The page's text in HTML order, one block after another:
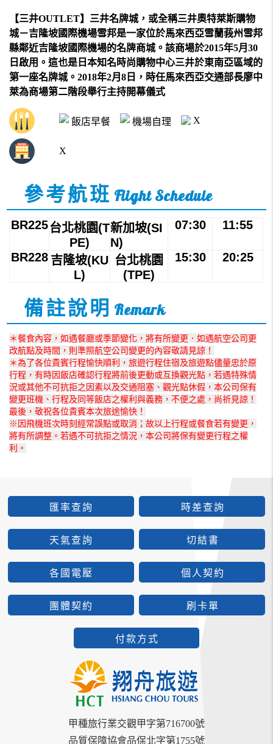
【三井OUTLET】三井名牌城，或全稱三井奧特萊斯購物
城－吉隆坡國際機場雪邦是一家位於馬來西亞雪蘭莪州雪邦
縣鄰近吉隆坡國際機場的名牌商城。該商場於2015年5月30
日啟用。這也是日本知名時尚購物中心三井於東南亞區域的
第一座名牌城。2018年2月8日，時任馬來西亞交通部長廖中
萊為商場第二階段舉行主持開幕儀式
飯店早餐 機場自理 X
X
參考航班 Flight Schedule
BR225台北桃園(T
PE)
新加坡(SI
N)
07:30 11:55
BR228 吉隆坡(KU
L)
台北桃園
(TPE)
15:30 20:25
備註說明 Remark
＊餐食內容，如遇餐廳或季節變化，將有所變更．如遇航空公司更
改航點及時間，則準照航空公司變更的內容敬請見諒！
＊為了各位貴賓行程愉快順利，旅遊行程住宿及旅遊點儘量忠於原
行程，有時因飯店確認行程將前後更動或互換觀光點，若遇特殊情
況或其他不可抗拒之因素以及交通阻塞、觀光點休假，本公司保有
變更班機、行程及同等飯店之權利與義務，不便之處，尚祈見諒！
最後，敬祝各位貴賓本次旅途愉快！
※因飛機班次時刻經常誤點或取消；故以上行程或餐食若有變更，
將有所調整。若遇不可抗拒之情況，本公司將保有變更行程之權
利。
匯率查詢 時差查詢
天氣查詢 切結書
各國電壓 個人契約
團體契約 刷卡單
付款方式
甲種旅行業交觀甲字第716700號
品質保障協會品保北字第1755號